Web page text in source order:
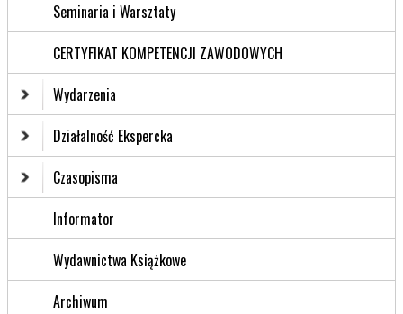
Seminaria i Warsztaty
CERTYFIKAT KOMPETENCJI ZAWODOWYCH
Wydarzenia
Działalność Ekspercka
Czasopisma
Informator
Wydawnictwa Książkowe
Archiwum